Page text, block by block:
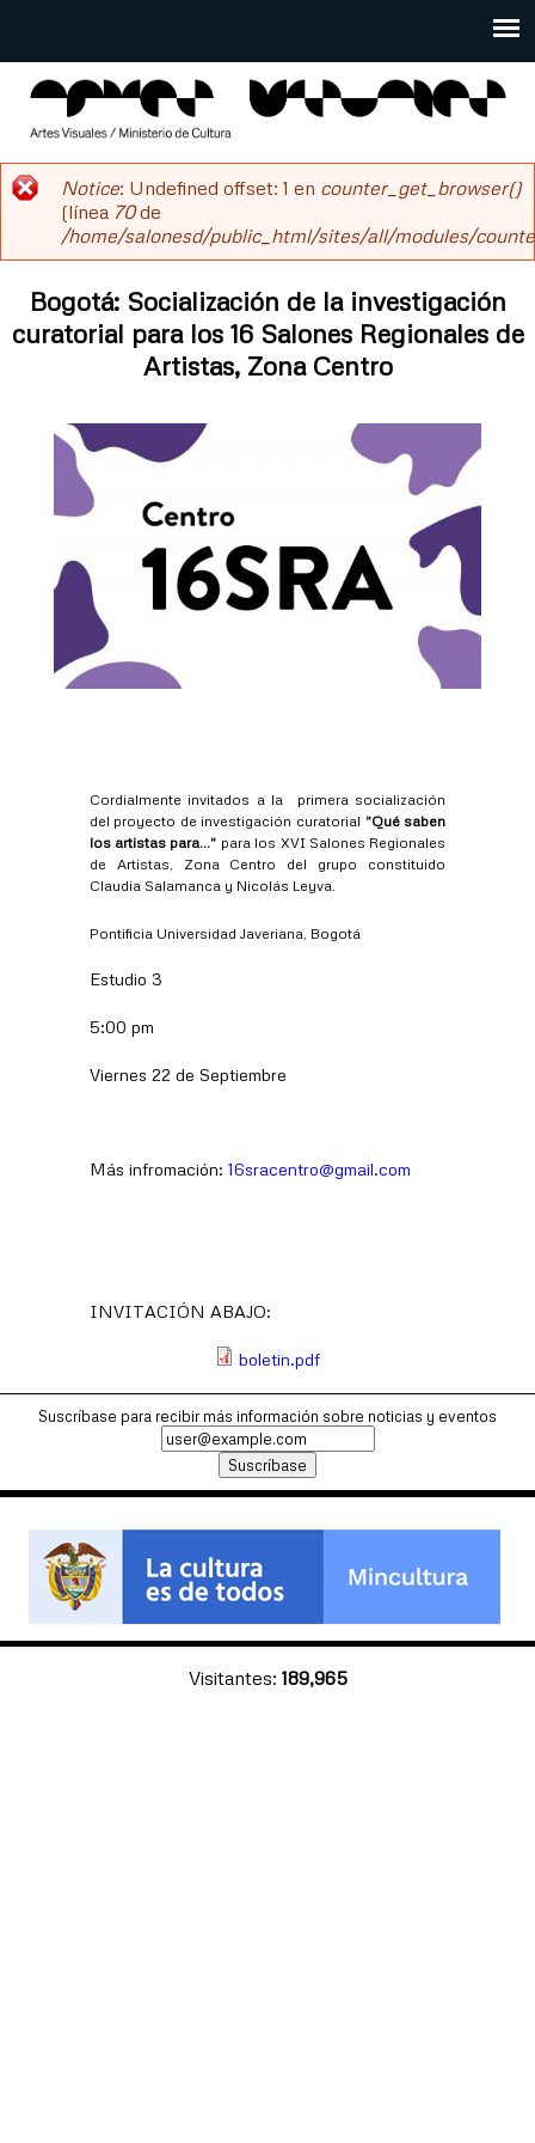
Main
menu
al
contenido
principal
salonesdeartistas
Mensaje
de
error
Notice: Undefined offset: 1 en counter_get_browser()
(línea 70de
/home/salonesd/public_html/sites/all/modules/
Bogotá: Socialización de la investigación
curatorial para los 16 Salones Regionales de
Artistas, Zona Centro
Cordialmente invitados a la primera socialización
del proyecto de investigación curatorial "Qué saben
los artistas para..." para los XVI Salones Regionales
de Artistas, Zona Centro del grupo constituido
Claudia Salamanca y Nicolás Leyva.
Pontificia Universidad Javeriana, Bogotá
Estudio 3
5:00 pm
Viernes 22 de Septiembre
Más infromación: 16sracentro@gmail.com
INVITACIÓN ABAJO:
boletin.pdf
Suscríbase para recibir más información sobre noticias y eventos
Visitantes: 189,965